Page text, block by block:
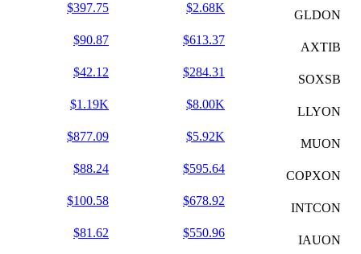
GLDON
$2.68K
$397.75
AXTIB
$613.37
$90.87
SOXSB
$284.31
$42.12
LLYON
$8.00K
$1.19K
MUON
$5.92K
$877.09
COPXON
$595.64
$88.24
INTCON
$678.92
$100.58
IAUON
$550.96
$81.62